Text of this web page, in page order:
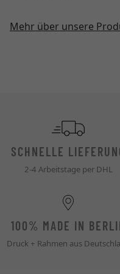
Mehr über unsere
SCHNELLE
2-4 Arbeitstage per DHL
100% MADE IN
Druck + Rahmen aus